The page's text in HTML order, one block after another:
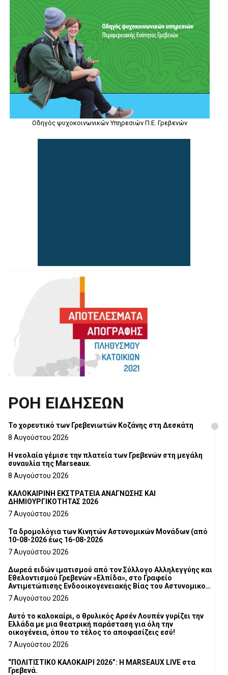
Οδηγός ψυχοκοινωνικών Υπηρεσιών Π.Ε. Γρεβενών
ΡΟΗ ΕΙΔΗΣΕΩΝ
Το χορευτικό των Γρεβενιωτών Κοζάνης στη Δεσκάτη
8 Αυγούστου 2026
Η νεολαία γέμισε την πλατεία των Γρεβενών στη μεγάλη
συναυλία της Marseaux.
8 Αυγούστου 2026
ΚΑΛΟΚΑΙΡΙΝΗ ΕΚΣΤΡΑΤΕΙΑ ΑΝΑΓΝΩΣΗΣ ΚΑΙ
ΔΗΜΙΟΥΡΓΙΚΟΤΗΤΑΣ 2026
7 Αυγούστου 2026
Τα δρομολόγια των Κινητών Αστυνομικών Μονάδων (από
10-08-2026 έως 16-08-2026
7 Αυγούστου 2026
Δωρεά ειδών ιματισμού από τον Σύλλογο Αλληλεγγύης και
Εθελοντισμού Γρεβενών «Ελπίδα», στο Γραφείο
Αντιμετώπισης Ενδοοικογενειακής Βίας του Αστυνομικού
Τμήματος Γρεβενών
7 Αυγούστου 2026
Αυτό το καλοκαίρι, ο θρυλικός Αρσέν Λουπέν γυρίζει την
Ελλάδα με μια θεατρική παράσταση για όλη την
οικογένεια, όπου το τέλος το αποφασίζεις εσύ!
7 Αυγούστου 2026
“ΠΟΛΙΤΙΣΤΙΚΟ ΚΑΛΟΚΑΙΡΙ 2026”: Η MARSEAUX LIVE στα
Γρεβενά.